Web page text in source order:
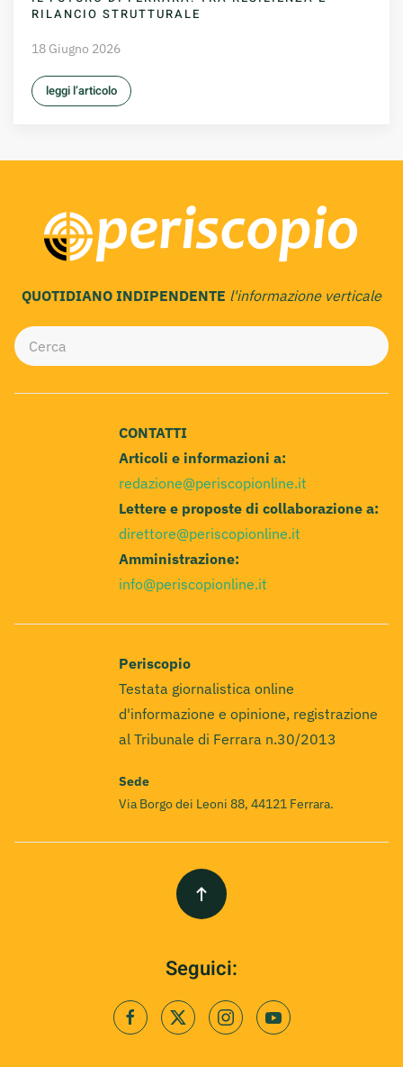
RILANCIO STRUTTURALE
18 Giugno 2026
leggi l’articolo
QUOTIDIANO INDIPENDENTE l'informazione verticale
CONTATTI
Articoli e informazioni a:
redazione@periscopionline.it
Lettere e proposte di collaborazione a:
direttore@periscopionline.it
Amministrazione:
info@periscopionline.it
Periscopio
Testata giornalistica online
d'informazione e opinione, registrazione
al Tribunale di Ferrara n.30/2013
Sede
Via Borgo dei Leoni 88, 44121 Ferrara.
Seguici: